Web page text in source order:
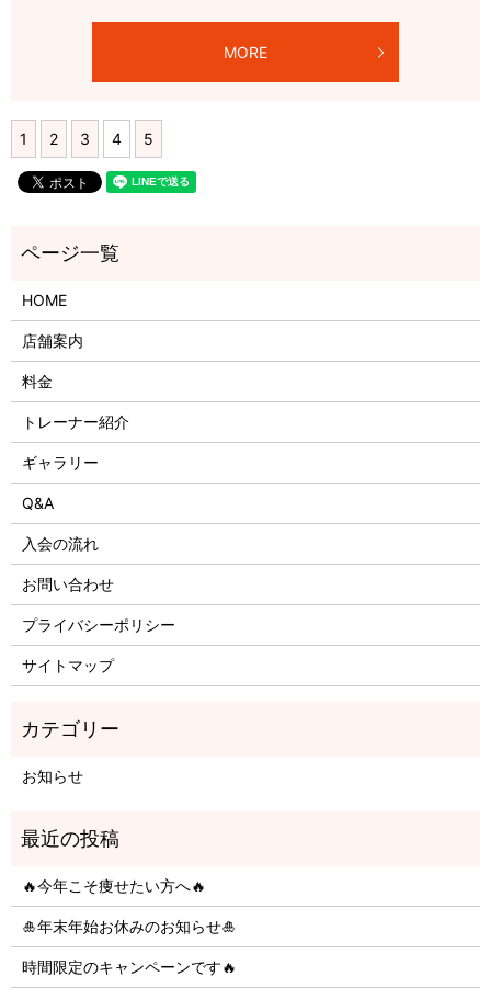
MORE
1 2 3 4 5
HOME
店舗案内
料金
トレーナー紹介
ギャラリー
Q&A
入会の流れ
お問い合わせ
プライバシーポリシー
サイトマップ
お知らせ
🔥今年こそ痩せたい方へ🔥
🎍年末年始お休みのお知らせ🎍
時間限定のキャンペーンです🔥